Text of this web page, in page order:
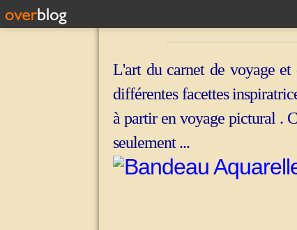
L'art du carnet de voyage
différentes facettes
à partir en voyage pictural .
seulement ...